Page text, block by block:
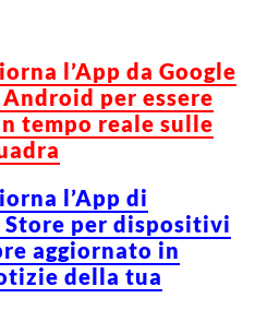
l’App da Google
per essere
tempo reale sulle
l’App di
Store per dispositivi
aggiornato in
della tua